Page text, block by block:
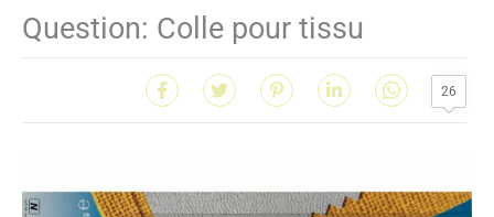
Question: Colle pour tissu
26